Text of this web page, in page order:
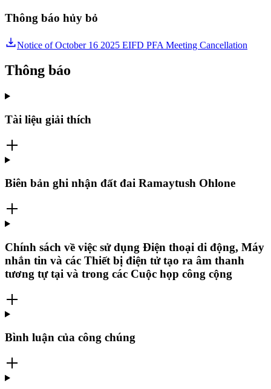
Thông báo hủy bỏ
Notice of October 16 2025 EIFD PFA Meeting Cancellation
Thông báo
Tài liệu giải thích
Biên bản ghi nhận đất đai Ramaytush Ohlone
Chính sách về việc sử dụng Điện thoại di động, Máy
nhắn tin và các Thiết bị điện tử tạo ra âm thanh
tương tự tại và trong các Cuộc họp công cộng
Bình luận của công chúng